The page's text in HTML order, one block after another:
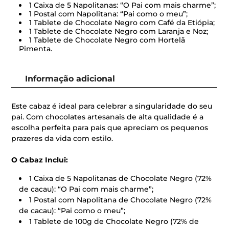
1 Caixa de 5 Napolitanas: “O Pai com mais charme”;
1 Postal com Napolitana: “Pai como o meu”;
1 Tablete de Chocolate Negro com Café da Etiópia;
1 Tablete de Chocolate Negro com Laranja e Noz;
1 Tablete de Chocolate Negro com Hortelã
Pimenta.
Informação adicional
Este cabaz é ideal para celebrar a singularidade do seu
pai. Com chocolates artesanais de alta qualidade é a
escolha perfeita para pais que apreciam os pequenos
prazeres da vida com estilo.
O Cabaz Inclui:
1 Caixa de 5 Napolitanas de Chocolate Negro (72%
de cacau): “O Pai com mais charme”;
1 Postal com Napolitana de Chocolate Negro (72%
de cacau): “Pai como o meu”;
1 Tablete de 100g de Chocolate Negro (72% de